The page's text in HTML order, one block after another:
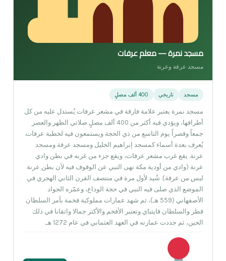
مسجد نمرة — معلم عرفات
مسجد عرفة وعرنة
مسجد تاريخي 400 ألف مصلٍ
مسجد نمرة يعتبر علامة فارقة في مشعر عرفات يُستدل عليه من كل
أطرافها، ويؤدي فيه أكثر من 400 ألف مصلٍ صلاتي الظهر والعصر
جمعاً وقصراً يوم التاسع من ذي الحجة ويستمعون فيه لخطبة عرفات.
يُعرف بعدة أسماء كمسجد إبراهيم الخليل ومسجد عرفة ومسجد
عرنة. يقع غرب مشعر عرفات، ويقع جزء من غربه في بطن وادي
عرنة (وادي من أودية مكة نهى النبي عن الوقوف فيه لأن بطن عرنة
ليس من عرفة). شُيد لأول مرة في منتصف القرن الثاني الهجري في
الموضع الذي صلى فيه النبي في حجة الوداع، وعمّره الجواد
الأصفهاني (559 هـ)، ثم شهد عمارات مملوكية فخمة بأمر السلطان
قطز والسلطان قايتباي وتعتبر الأفخم والأكثر جمالا واتقانا في ذلك
الحين، ثم جددت عمارته في العهد العثماني في عام 1272 هـ.